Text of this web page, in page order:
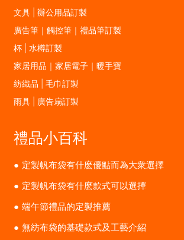
文具 | 辦公用品訂製
廣告筆｜觸控筆｜禮品筆訂製
杯 | 水樽訂製
家居用品｜家居電子｜暖手寶
紡織品 | 毛巾訂製
雨具 | 廣告扇訂製
禮品小百科
定製帆布袋有什麽優點而為大衆選擇
定製帆布袋有什麽款式可以選擇
端午節禮品的定製推薦
無紡布袋的基礎款式及工藝介紹